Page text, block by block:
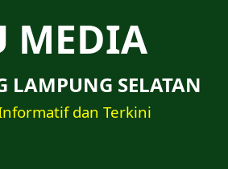
MEDIA
LAMPUNG SELATAN
dan Terkini